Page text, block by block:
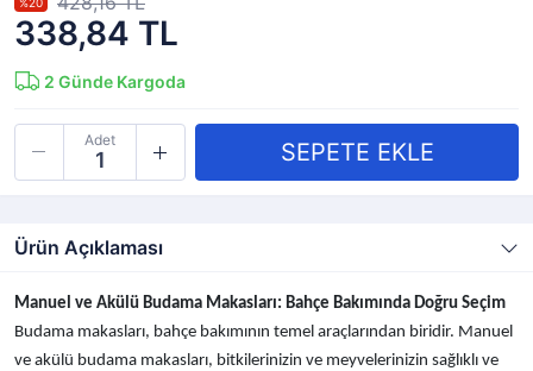
338,84 TL
2 Günde Kargoda
Adet
Ürün Açıklaması
Manuel ve Akülü Budama Makasları: Bahçe Bakımında Doğru Seçim
Budama makasları, bahçe bakımının temel araçlarından biridir. Manuel
ve akülü budama makasları, bitkilerinizin ve meyvelerinizin sağlıklı ve